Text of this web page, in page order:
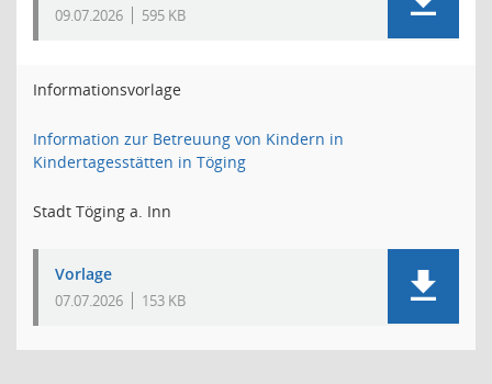
09.07.2026 595 KB
Informationsvorlage
Information zur Betreuung von Kindern in
Kindertagesstätten in Töging
Stadt Töging a. Inn
Vorlage
07.07.2026 153 KB